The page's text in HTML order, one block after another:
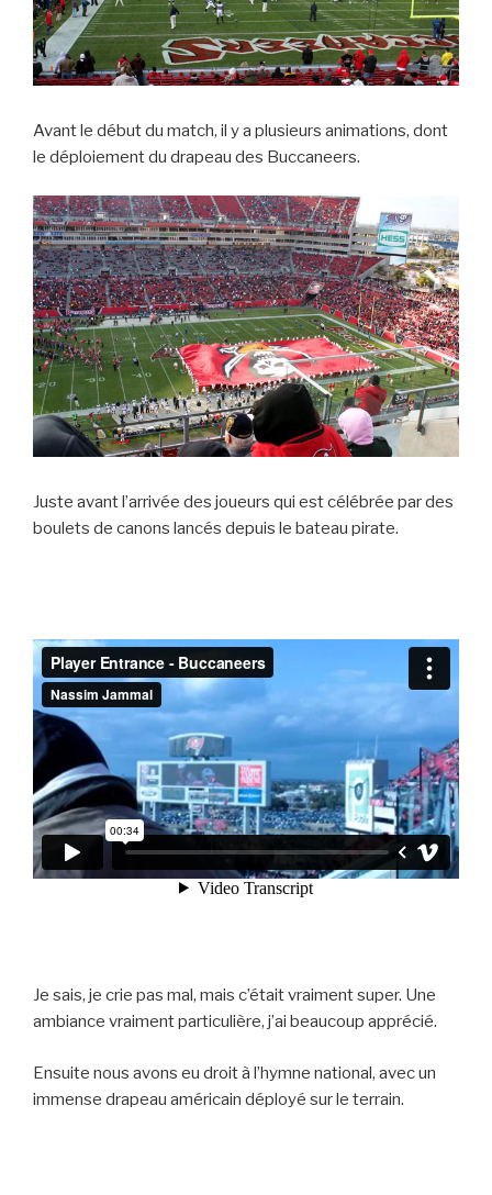
Avant le début du match, il y a plusieurs animations, dont
le déploiement du drapeau des Buccaneers.
Juste avant l’arrivée des joueurs qui est célébrée par des
boulets de canons lancés depuis le bateau pirate.
Je sais, je crie pas mal, mais c’était vraiment super. Une
ambiance vraiment particulière, j’ai beaucoup apprécié.
Ensuite nous avons eu droit à l’hymne national, avec un
immense drapeau américain déployé sur le terrain.